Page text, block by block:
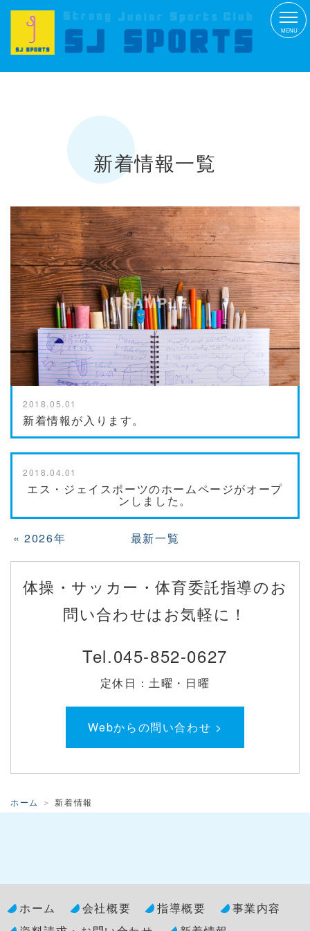
MENU
新着情報一覧
2018.05.01
新着情報が入ります。
2018.04.01
エス・ジェイスポーツのホームページがオープ
ンしました。
«2026年 最新一覧
体操・サッカー・体育委託指導のお
問い合わせはお気軽に！
Tel.045-852-0627
定休日：土曜・日曜
Webからの問い合わせ >
ホーム 新着情報
ホーム 会社概要 指導概要
事業内容